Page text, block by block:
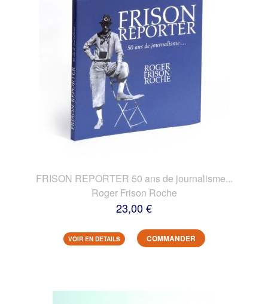
FRISON REPORTER 50 ans de journalisme...
Roger Frison Roche
23,00 €
VOIR EN DETAILS COMMANDER